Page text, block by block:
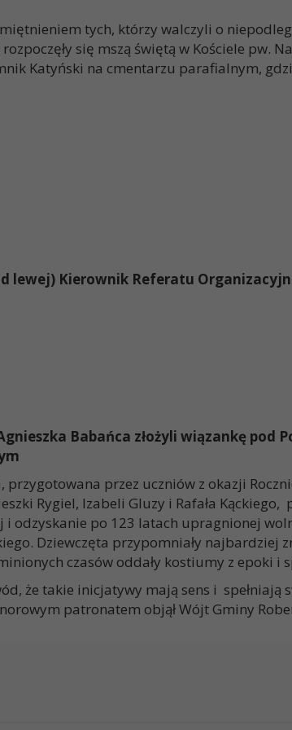
tych, którzy walczyli o
się mszą świętą w Kościele pw.
Katyński na cmentarzu parafialnym,
lewej) Kierownik Referatu
Babańca złożyli wiązankę pod
przygotowana przez uczniów z okazji
Rygiel, Izabeli Gluzy i Rafała Kąckiego,
odzyskanie po 123 latach upragnionej
Dziewczęta przypomniały najbardziej
czasów oddały kostiumy z epoki i
że takie inicjatywy mają sens i spełniają
patronatem objął Wójt Gminy